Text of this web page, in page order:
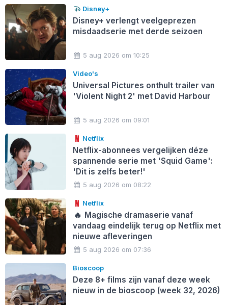
Disney+
Disney+ verlengt veelgeprezen
misdaadserie met derde seizoen
5 aug 2026 om 10:25
Video's
Universal Pictures onthult trailer van
'Violent Night 2' met David Harbour
5 aug 2026 om 09:01
Netflix
Netflix-abonnees vergelijken déze
spannende serie met 'Squid Game':
'Dit is zelfs beter!'
5 aug 2026 om 08:22
Netflix
🔥 Magische dramaserie vanaf
vandaag eindelijk terug op Netflix met
nieuwe afleveringen
5 aug 2026 om 07:36
Bioscoop
Deze 8+ films zijn vanaf deze week
nieuw in de bioscoop (week 32, 2026)